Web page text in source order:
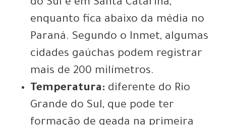
do Sul e em Santa Catarina,
enquanto fica abaixo da média no
Paraná. Segundo o Inmet, algumas
cidades gaúchas podem registrar
mais de 200 milímetros.
Temperatura: diferente do Rio
Grande do Sul, que pode ter